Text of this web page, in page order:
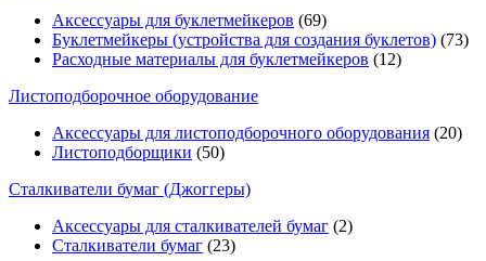
Аксессуары для буклетмейкеров (69)
Буклетмейкеры (устройства для создания буклетов) (73)
Расходные материалы для буклетмейкеров (12)
Листоподборочное оборудование
Аксессуары для листоподборочного оборудования (20)
Листоподборщики (50)
Сталкиватели бумаг (Джоггеры)
Аксессуары для сталкивателей бумаг (2)
Сталкиватели бумаг (23)